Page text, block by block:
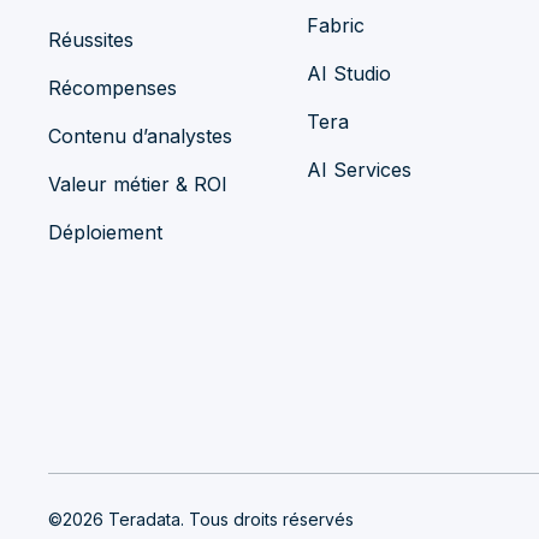
Réussites
Récompenses
Contenu d’analystes
Valeur métier & ROI
Déploiement
Fabric
AI Studio
Tera
AI Services
©2026 Teradata. Tous droits réservés